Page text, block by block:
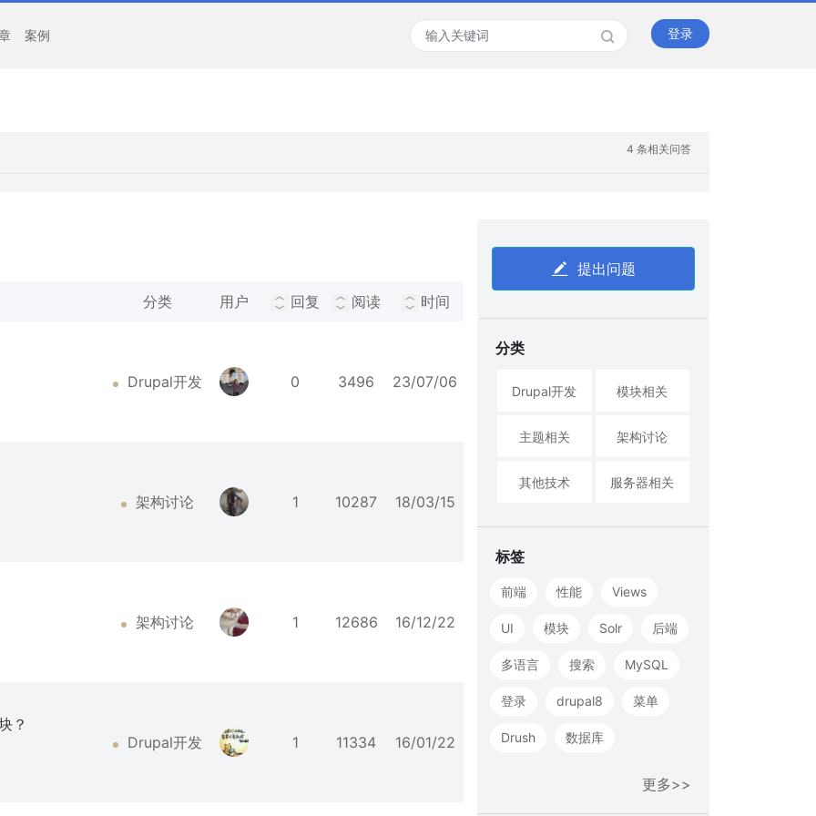
案例 登录
4 条相关问答
分类 用户 回复 阅读 时间
Drupal开发 0 3496 23/07/06
架构讨论 1 10287 18/03/15
架构讨论 1 12686 16/12/22
？
Drupal开发
1 11334 16/01/22
提出问题
分类
Drupal开发 模块相关
主题相关 架构讨论
其他技术 服务器相关
标签
前端 性能 Views
UI 模块 Solr 后端
多语言 搜索 MySQL
登录 drupal8 菜单
Drush 数据库
更多>>